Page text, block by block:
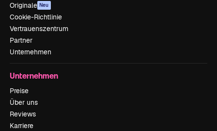
Originale Neu
Cookie-Richtlinie
Vertrauenszentrum
Partner
Unternehmen
Unternehmen
Preise
Über uns
Reviews
Karriere